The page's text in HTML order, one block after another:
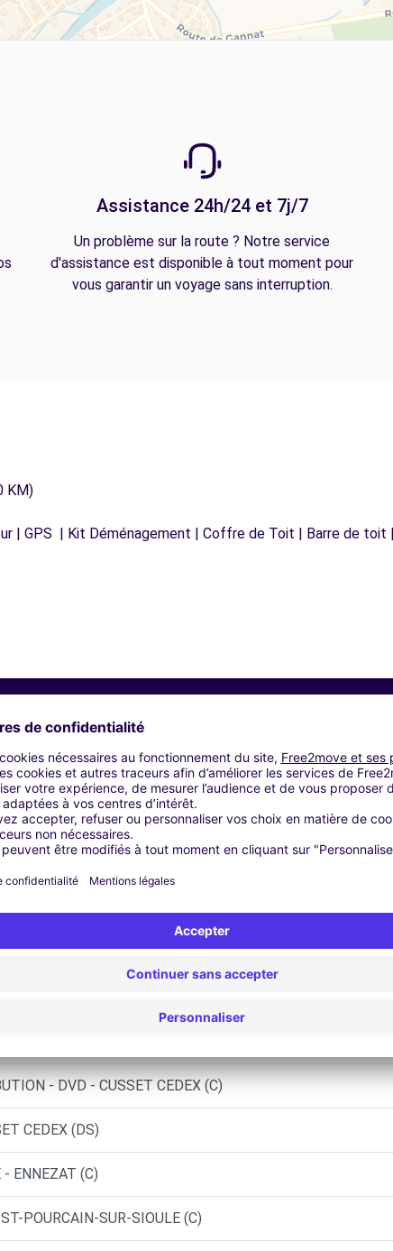
Assistance 24h/24 et 7j/7
Un problème sur la route ? Notre service
d'assistance est disponible à tout moment pour
vous garantir un voyage sans interruption.
KM)
| GPS | Kit Déménagement | Coffre de Toit | Barre de
Agences similaires
(C)
- CHARMEIL (P)
- DVD - CUSSET CEDEX (C)
CEDEX (DS)
ENNEZAT (C)
POURCAIN-SUR-SIOULE (C)